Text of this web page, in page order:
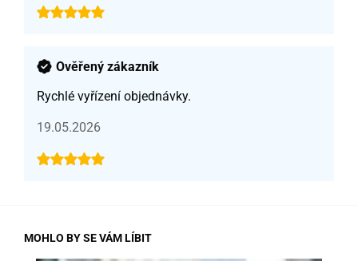
Ověřený zákazník
Rychlé vyřízení objednávky.
19.05.2026
MOHLO BY SE VÁM LÍBIT